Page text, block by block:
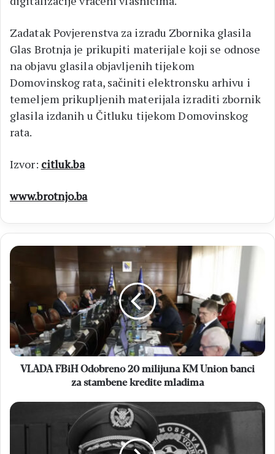
Zadatak Povjerenstva za izradu Zbornika glasila
Glas Brotnja je prikupiti materijale koji se odnose
na objavu glasila objavljenih tijekom
Domovinskog rata, sačiniti elektronsku arhivu i
temeljem prikupljenih materijala izraditi zbornik
glasila izdanih u Čitluku tijekom Domovinskog
rata.
Izvor: citluk.ba
www.brotnjo.ba
VLADA
milijuna
Union
banci
za
stambene
VLADA FBiH Odobreno 20 milijuna KM Union banci
za stambene kredite mladima
Preminuo